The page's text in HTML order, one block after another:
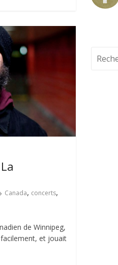
Canada, concerts,
de Winnipeg,
et jouait